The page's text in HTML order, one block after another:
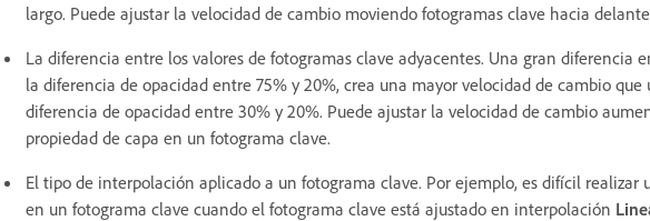
largo. Puede ajustar la velocidad de cambio moviendo fotogramas clave hacia
La diferencia entre los valores de fotogramas clave adyacentes. Una gran diferencia
la diferencia de opacidad entre 75% y 20%, crea una mayor velocidad de cambio
diferencia de opacidad entre 30% y 20%. Puede ajustar la velocidad de cambio
propiedad de capa en un fotograma clave.
El tipo de interpolación aplicado a un fotograma clave. Por ejemplo, es difícil
en un fotograma clave cuando el fotograma clave está ajustado en interpolación